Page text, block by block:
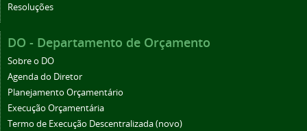
Resoluções
DO - Departamento de Orçamento
Sobre o DO
Agenda do Diretor
Planejamento Orçamentário
Execução Orçamentária
Termo de Execução Descentralizada (novo)